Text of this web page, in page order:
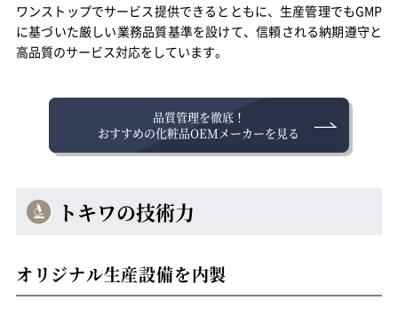
ワンストップでサービス提供できるとともに、生産管理でもGMP
に基づいた厳しい業務品質基準を設けて、信頼される納期遵守と
高品質のサービス対応をしています。
品質管理を徹底！
おすすめの化粧品OEMメーカーを見る
トキワの技術力
オリジナル生産設備を内製